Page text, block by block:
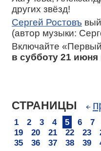
других звёзд!
Сергей Ростовъ
(автор музыки:
Включайте
в субботу 21 июня
СТРАНИЦЫ
1 2 3 4 5 6 7
19
20 21 22 23
35
36 37 38 39